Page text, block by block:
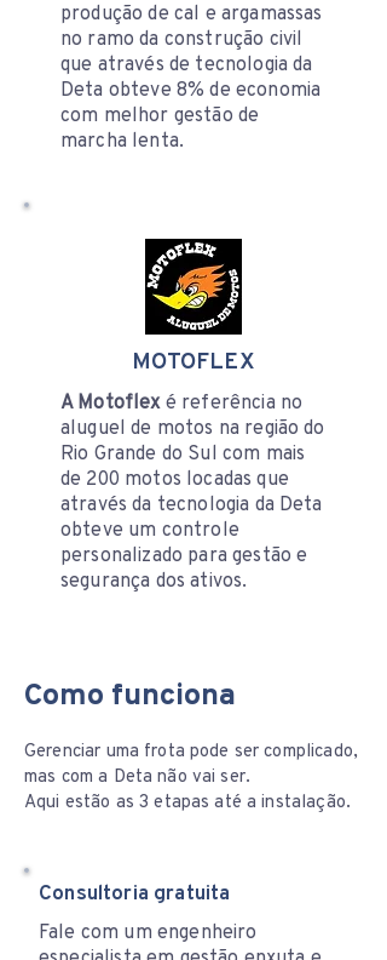
produção de cal e argamassas
no ramo da construção civil
que através de tecnologia da
Deta obteve 8% de economia
com melhor gestão de
marcha lenta.
MOTOFLEX
A Motoflexé referência no
aluguel de motos na região do
Rio Grande do Sul com mais
de 200 motos locadas que
através da tecnologia da Deta
obteve um controle
personalizado para gestão e
segurança dos ativos.
Como funciona
Gerenciar uma frota pode ser complicado,
mas com a Deta não vai ser.
Aqui estão as 3 etapas até a instalação.
Consultoria gratuita
Fale com um engenheiro